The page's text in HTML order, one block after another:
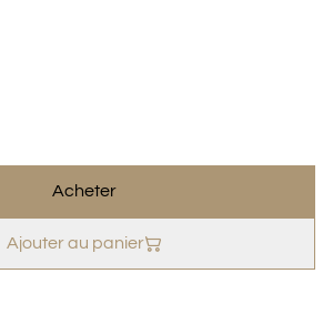
Acheter
Ajouter au panier